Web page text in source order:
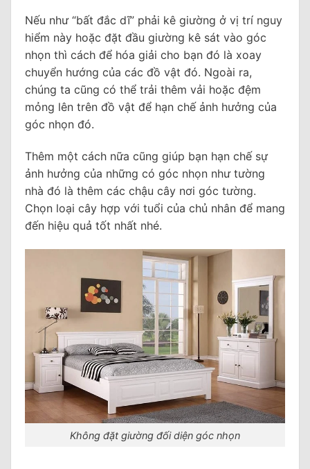
Nếu như “bất đắc dĩ” phải kê giường ở vị trí nguy
hiểm này hoặc đặt đầu giường kê sát vào góc
nhọn thì cách để hóa giải cho bạn đó là xoay
chuyển hướng của các đồ vật đó. Ngoài ra,
chúng ta cũng có thể trải thêm vải hoặc đệm
mỏng lên trên đồ vật để hạn chế ảnh hưởng của
góc nhọn đó.
Thêm một cách nữa cũng giúp bạn hạn chế sự
ảnh hưởng của những có góc nhọn như tường
nhà đó là thêm các chậu cây nơi góc tường.
Chọn loại cây hợp với tuổi của chủ nhân để mang
đến hiệu quả tốt nhất nhé.
Không đặt giường đối diện góc nhọn